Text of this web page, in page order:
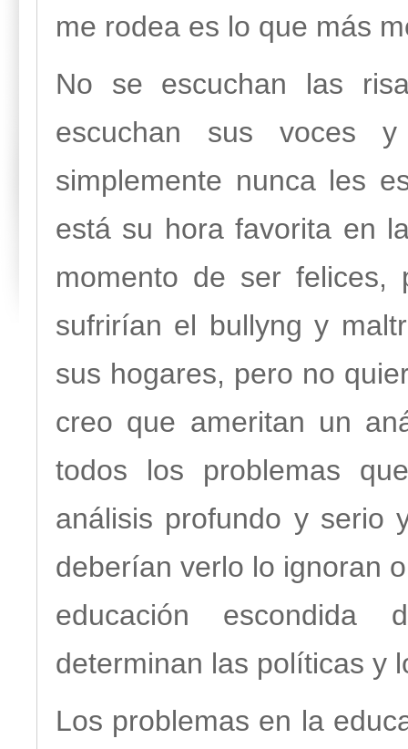
me rodea es lo que más
No se escuchan las
escuchan sus voces y
simplemente nunca les
está su hora favorita en
momento de ser
sufrirían el bullyng y
sus hogares, pero no
creo que ameritan un
todos los problemas
análisis profundo y serio
deberían verlo lo ignoran
educación escondida
determinan las políticas y
Los problemas en la